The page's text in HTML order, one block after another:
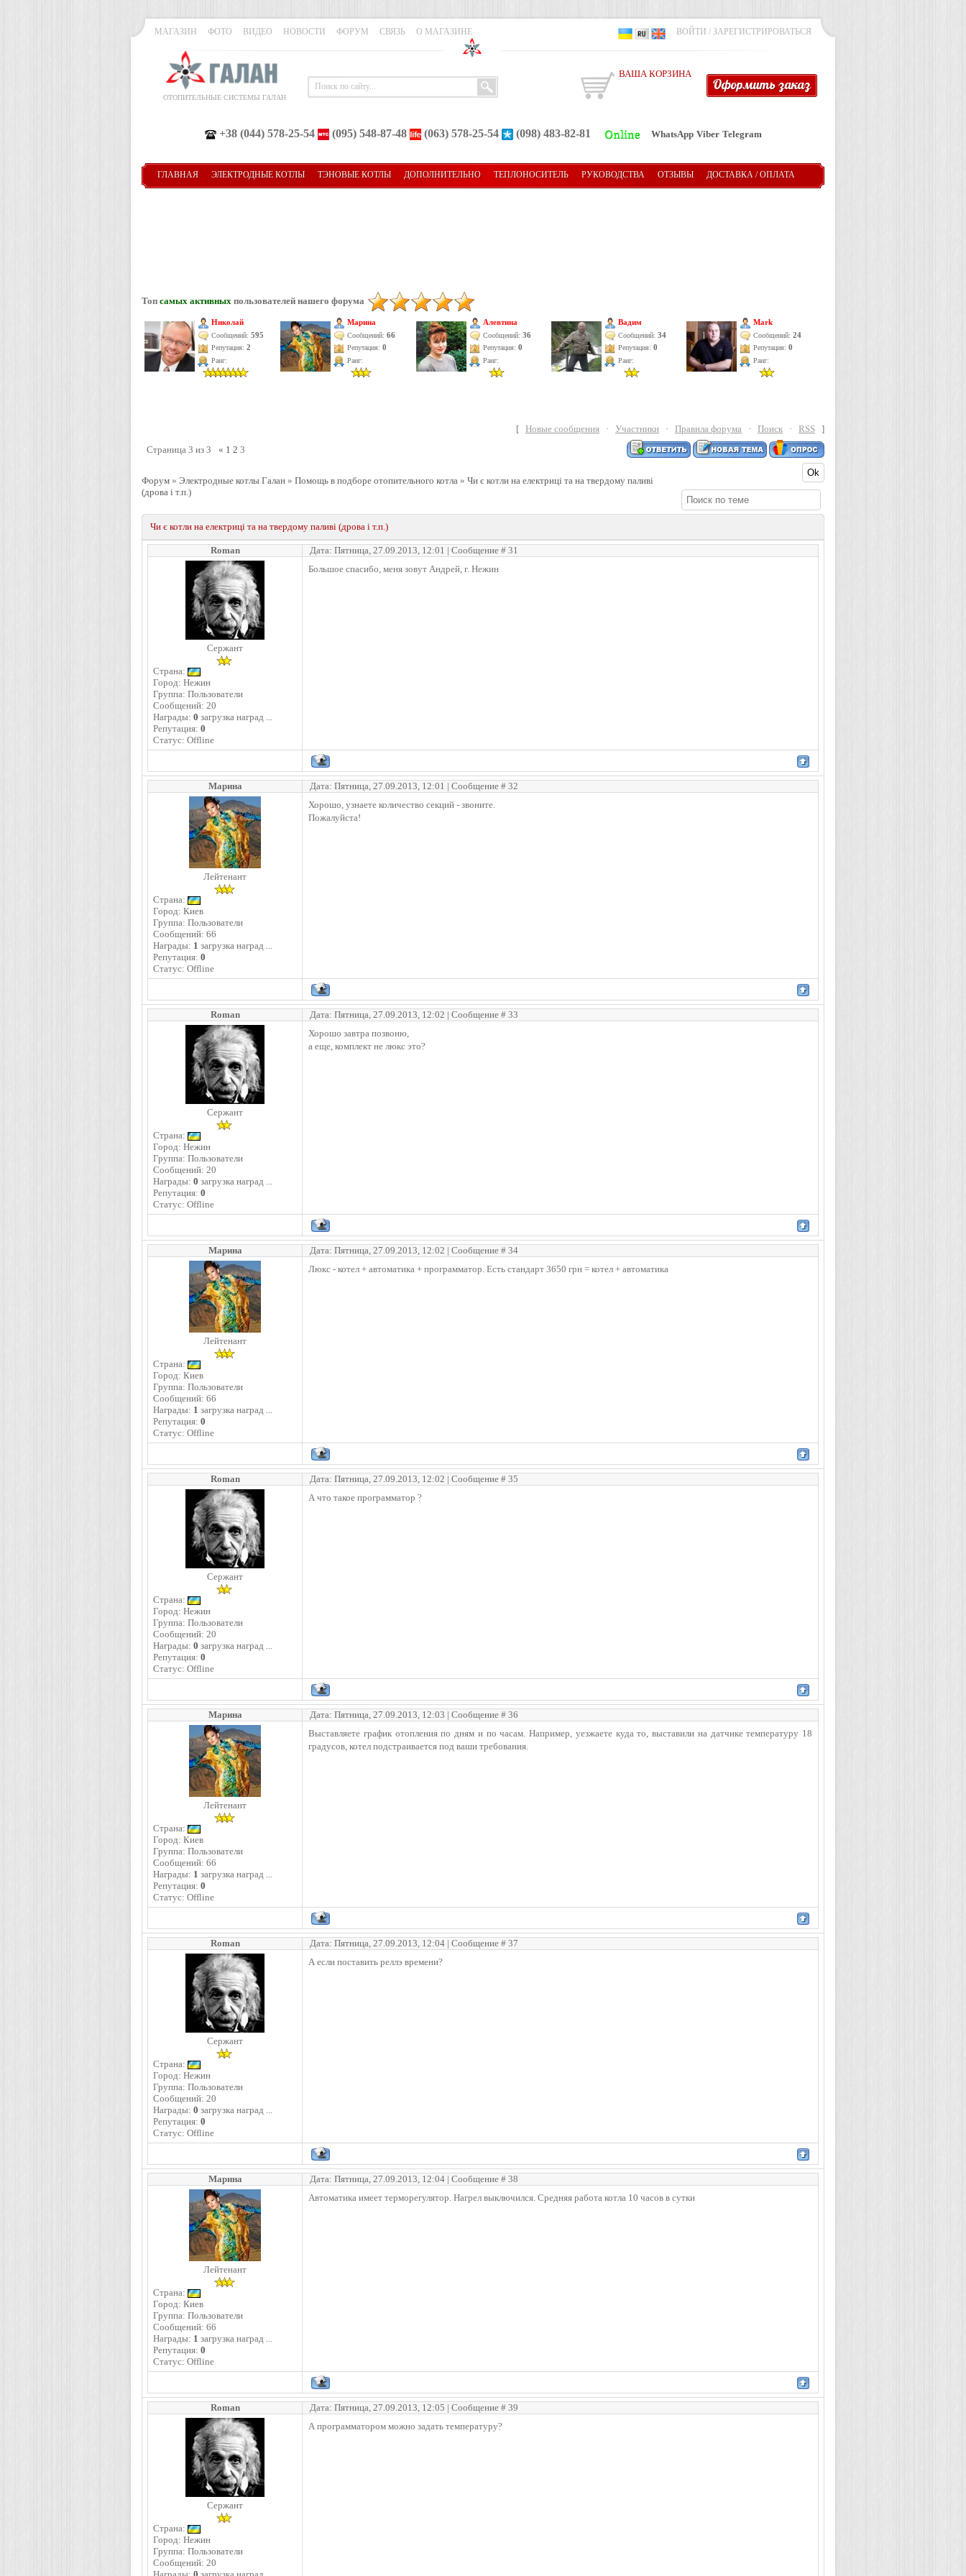
МАГАЗИН ФОТО ВИДЕО НОВОСТИ ФОРУМ СВЯЗЬ О МАГАЗИНЕ ВОЙТИ / ЗАРЕГИСТРИРОВАТЬСЯ
ОТОПИТЕЛЬНЫЕ СИСТЕМЫ ГАЛАН
Оформить заказ
ВАША КОРЗИНА
+38 (044) 578-25-54 (095) 548-87-48 (063) 578-25-54 (098) 483-82-81 WhatsApp Viber Telegram
ГЛАВНАЯ ЭЛЕКТРОДНЫЕ КОТЛЫ ТЭНОВЫЕ КОТЛЫ ДОПОЛНИТЕЛЬНО ТЕПЛОНОСИТЕЛЬ РУКОВОДСТВА ОТЗЫВЫ ДОСТАВКА / ОПЛАТА
Топ самых активных пользователей нашего форума
Николай
Сообщений: 595
Репутация: 2
Ранг:
Марина
Сообщений: 66
Репутация: 0
Ранг:
Алевтина
Сообщений: 36
Репутация: 0
Ранг:
Вадим
Сообщений: 34
Репутация: 0
Ранг:
Mark
Сообщений: 24
Репутация: 0
Ранг:
[ Новые сообщения · Участники · Правила форума · Поиск · RSS ]
Страница 3 из 3 « 1 2 3
Форум » Электродные котлы Галан » Помощь в подборе отопительного котла » Чи є котли на електриці та на твердому паливі
(дрова і т.п.)
Чи є котли на електриці та на твердому паливі (дрова і т.п.)
Roman Дата: Пятница, 27.09.2013, 12:01 | Сообщение # 31
Сержант
Страна:
Город: Нежин
Группа: Пользователи
Сообщений: 20
Награды: 0 загрузка наград ...
Репутация: 0
Статус: Offline
Большое спасибо, меня зовут Андрей, г. Нежин
Марина Дата: Пятница, 27.09.2013, 12:01 | Сообщение # 32
Лейтенант
Страна:
Город: Киев
Группа: Пользователи
Сообщений: 66
Награды: 1 загрузка наград ...
Репутация: 0
Статус: Offline
Хорошо, узнаете количество секций - звоните.
Пожалуйста!
Roman Дата: Пятница, 27.09.2013, 12:02 | Сообщение # 33
Сержант
Страна:
Город: Нежин
Группа: Пользователи
Сообщений: 20
Награды: 0 загрузка наград ...
Репутация: 0
Статус: Offline
Хорошо завтра позвоню,
а еще, комплект не люкс это?
Марина Дата: Пятница, 27.09.2013, 12:02 | Сообщение # 34
Лейтенант
Страна:
Город: Киев
Группа: Пользователи
Сообщений: 66
Награды: 1 загрузка наград ...
Репутация: 0
Статус: Offline
Люкс - котел + автоматика + программатор. Есть стандарт 3650 грн = котел + автоматика
Roman Дата: Пятница, 27.09.2013, 12:02 | Сообщение # 35
Сержант
Страна:
Город: Нежин
Группа: Пользователи
Сообщений: 20
Награды: 0 загрузка наград ...
Репутация: 0
Статус: Offline
А что такое программатор ?
Марина Дата: Пятница, 27.09.2013, 12:03 | Сообщение # 36
Лейтенант
Страна:
Город: Киев
Группа: Пользователи
Сообщений: 66
Награды: 1 загрузка наград ...
Репутация: 0
Статус: Offline
Выставляете график отопления по дням и по часам. Например, уезжаете куда то, выставили на датчике температуру 18
градусов, котел подстраивается под ваши требования.
Roman Дата: Пятница, 27.09.2013, 12:04 | Сообщение # 37
Сержант
Страна:
Город: Нежин
Группа: Пользователи
Сообщений: 20
Награды: 0 загрузка наград ...
Репутация: 0
Статус: Offline
А если поставить реллэ времени?
Марина Дата: Пятница, 27.09.2013, 12:04 | Сообщение # 38
Лейтенант
Страна:
Город: Киев
Группа: Пользователи
Сообщений: 66
Награды: 1 загрузка наград ...
Репутация: 0
Статус: Offline
Автоматика имеет терморегулятор. Нагрел выключился. Средняя работа котла 10 часов в сутки
Roman Дата: Пятница, 27.09.2013, 12:05 | Сообщение # 39
Сержант
Страна:
Город: Нежин
Группа: Пользователи
Сообщений: 20
А программатором можно задать температуру?